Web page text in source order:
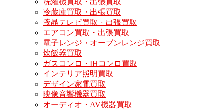
洗濯機買取・出張買取
冷蔵庫買取・出張買取
液晶テレビ買取・出張買取
エアコン買取・出張買取
電子レンジ・オーブンレンジ買取
炊飯器買取
ガスコンロ・IHコンロ買取
インテリア照明買取
デザイン家電買取
映像音響機器買取
オーディオ・AV機器買取